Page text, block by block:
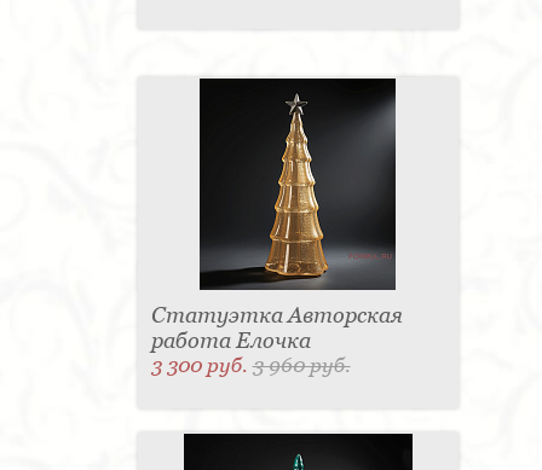
Статуэтка Авторская
работа Елочка
3 300 руб.3 960 руб.